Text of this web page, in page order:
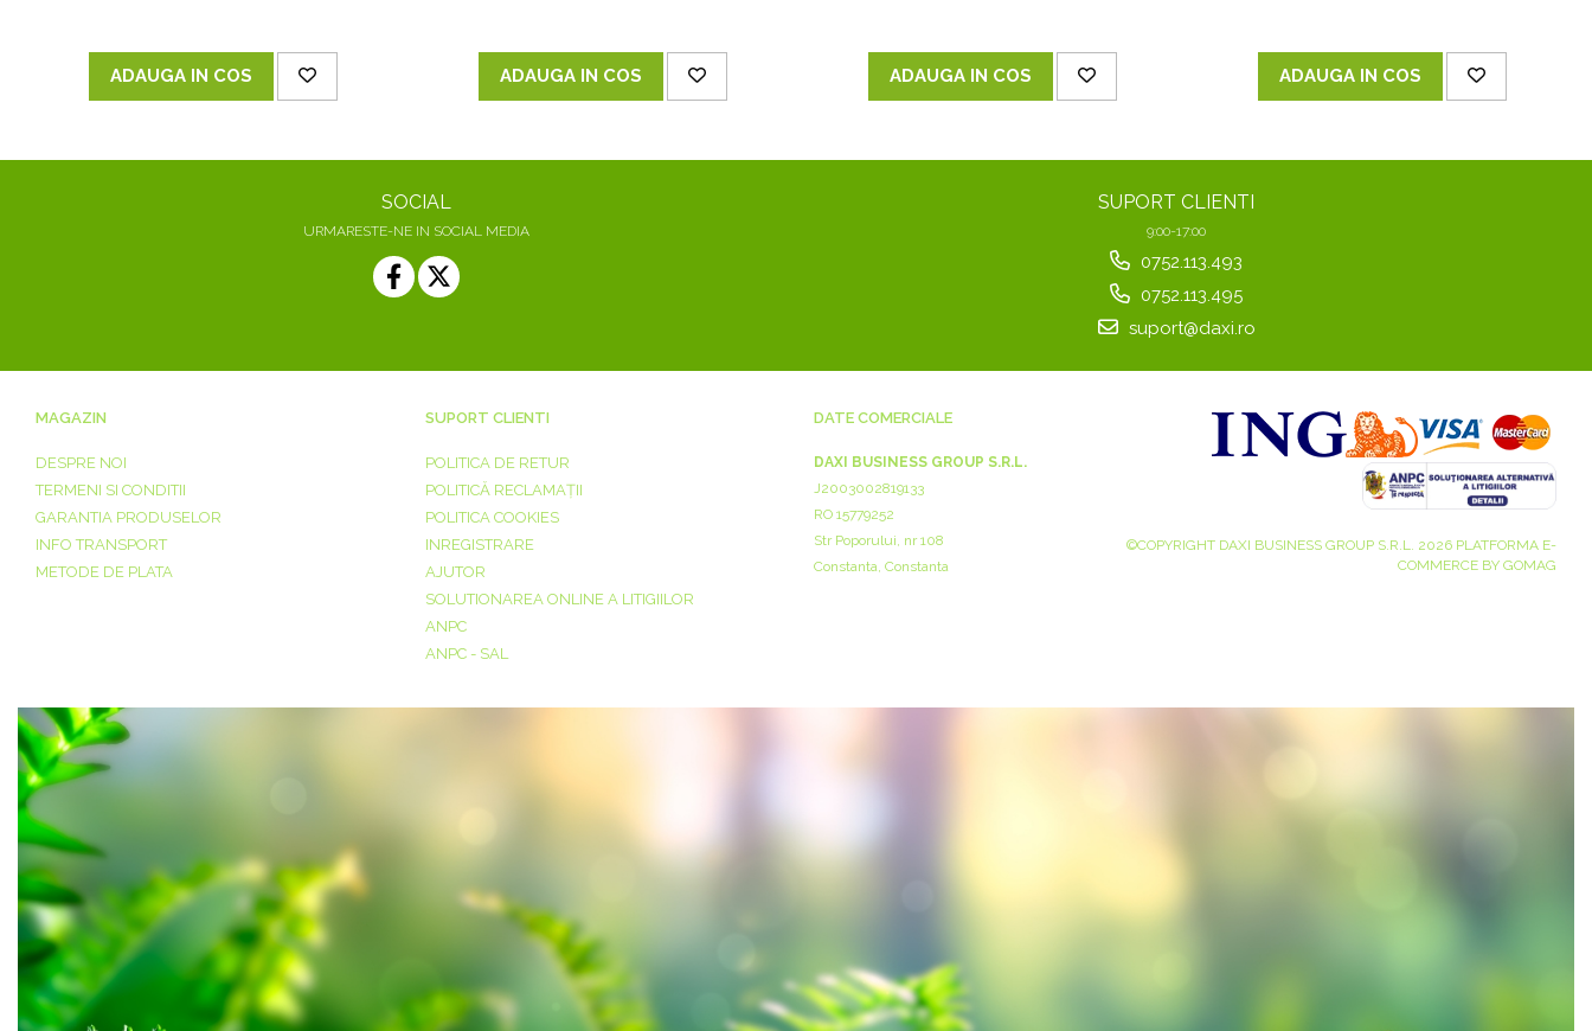
ADAUGA IN COS ADAUGA IN COS ADAUGA IN COS ADAUGA IN COS
SOCIAL
URMARESTE-NE IN SOCIAL MEDIA
SUPORT CLIENTI
9:00-17:00
0752.113.493
0752.113.495
suport@daxi.ro
MAGAZIN
DESPRE NOI
TERMENI SI CONDITII
GARANTIA PRODUSELOR
INFO TRANSPORT
METODE DE PLATA
SUPORT CLIENTI
POLITICA DE RETUR
POLITICĂ RECLAMAȚII
POLITICA COOKIES
INREGISTRARE
AJUTOR
SOLUTIONAREA ONLINE A LITIGIILOR
ANPC
ANPC - SAL
DATE COMERCIALE
DAXI BUSINESS GROUP S.R.L.
J2003002819133
RO 15779252
Str Poporului, nr 108
Constanta, Constanta
©COPYRIGHT DAXI BUSINESS GROUP S.R.L. 2026 PLATFORMA E-
COMMERCE BY GOMAG